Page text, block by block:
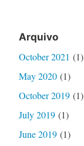
Arquivo
October 2021 (1)
May 2020(1)
October 2019(1)
July 2019(1)
June 2019(1)